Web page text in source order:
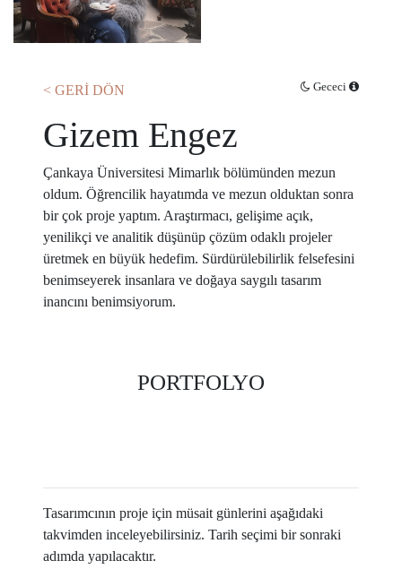
Gececi
< GERİ DÖN
Gizem Engez
Çankaya Üniversitesi Mimarlık bölümünden mezun
oldum. Öğrencilik hayatımda ve mezun olduktan sonra
bir çok proje yaptım. Araştırmacı, gelişime açık,
yenilikçi ve analitik düşünüp çözüm odaklı projeler
üretmek en büyük hedefim. Sürdürülebilirlik felsefesini
benimseyerek insanlara ve doğaya saygılı tasarım
inancını benimsiyorum.
PORTFOLYO
Tasarımcının proje için müsait günlerini aşağıdaki
takvimden inceleyebilirsiniz. Tarih seçimi bir sonraki
adımda yapılacaktır.